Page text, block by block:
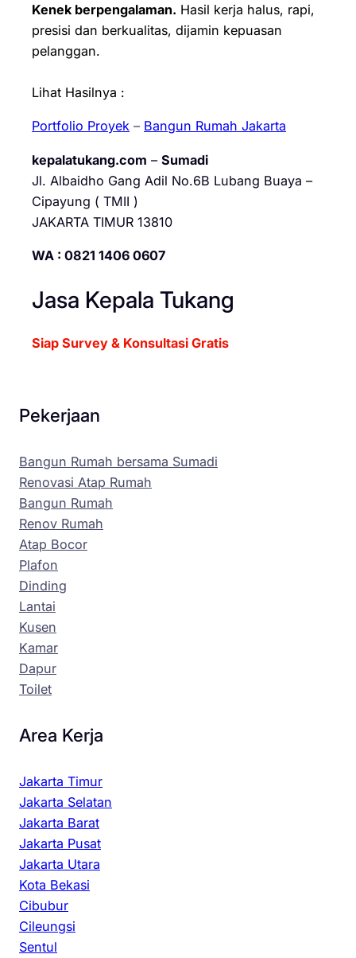
Kenek berpengalaman. Hasil kerja halus, rapi,
presisi dan berkualitas, dijamin kepuasan
pelanggan.
Lihat Hasilnya :
Portfolio Proyek – Bangun Rumah Jakarta
kepalatukang.com – Sumadi
Jl. Albaidho Gang Adil No.6B Lubang Buaya –
Cipayung ( TMII )
JAKARTA TIMUR 13810
WA : 0821 1406 0607
Jasa Kepala Tukang
Siap Survey & Konsultasi Gratis
Pekerjaan
Bangun Rumah bersama Sumadi
Renovasi Atap Rumah
Bangun Rumah
Renov Rumah
Atap Bocor
Plafon
Dinding
Lantai
Kusen
Kamar
Dapur
Toilet
Area Kerja
Jakarta Timur
Jakarta Selatan
Jakarta Barat
Jakarta Pusat
Jakarta Utara
Kota Bekasi
Cibubur
Cileungsi
Sentul